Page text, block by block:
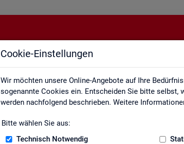
Cookie-Einstellungen
Wir möchten unsere Online-Angebote auf Ihre
sogenannte Cookies ein. Entscheiden Sie bitte selbst,
werden nachfolgend beschrieben. Weitere
Bitte wählen Sie aus:
Technisch Notwendig
Interaktive